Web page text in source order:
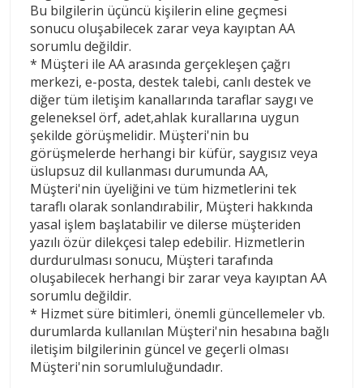
Bu bilgilerin üçüncü kişilerin eline geçmesi
sonucu oluşabilecek zarar veya kayıptan AA
sorumlu değildir.
* Müşteri ile AA arasında gerçekleşen çağrı
merkezi, e-posta, destek talebi, canlı destek ve
diğer tüm iletişim kanallarında taraflar saygı ve
geleneksel örf, adet,ahlak kurallarına uygun
şekilde görüşmelidir. Müşteri'nin bu
görüşmelerde herhangi bir küfür, saygısız veya
üslupsuz dil kullanması durumunda AA,
Müşteri'nin üyeliğini ve tüm hizmetlerini tek
taraflı olarak sonlandırabilir, Müşteri hakkında
yasal işlem başlatabilir ve dilerse müşteriden
yazılı özür dilekçesi talep edebilir. Hizmetlerin
durdurulması sonucu, Müşteri tarafında
oluşabilecek herhangi bir zarar veya kayıptan AA
sorumlu değildir.
* Hizmet süre bitimleri, önemli güncellemeler vb.
durumlarda kullanılan Müşteri'nin hesabına bağlı
iletişim bilgilerinin güncel ve geçerli olması
Müşteri'nin sorumluluğundadır.